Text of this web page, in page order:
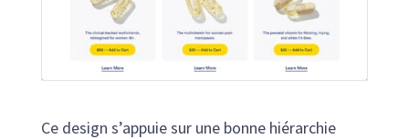
Ce design s’appuie sur une bonne hiérarchie